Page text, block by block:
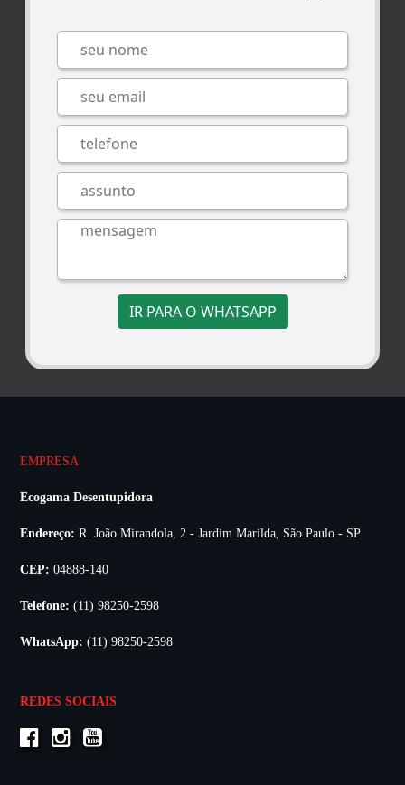
IR PARA O WHATSAPP
EMPRESA
Ecogama Desentupidora
Endereço: R. João Mirandola, 2 - Jardim Marilda, São Paulo - SP
CEP: 04888-140
Telefone: (11) 98250-2598
WhatsApp: (11) 98250-2598
REDES SOCIAIS